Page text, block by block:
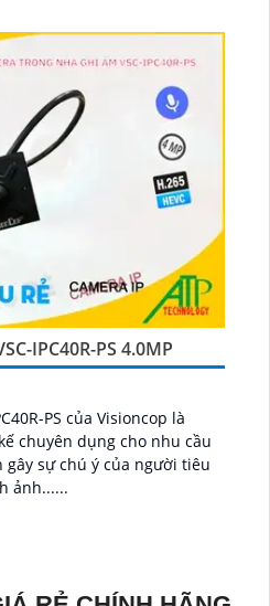
IPC40R-PS 4.0MP
PS của Visioncop là
chuyên dụng cho nhu cầu
sự chú ý của người tiêu
ảnh......